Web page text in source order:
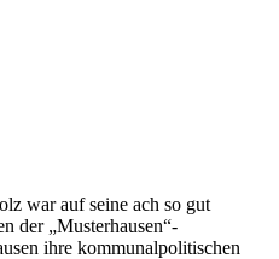
war auf seine ach so gut
der „Musterhausen“-
ihre kommunalpolitischen